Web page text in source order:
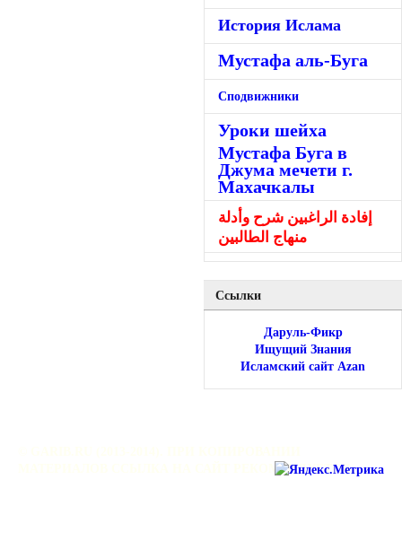
История Ислама
Мустафа аль-Буга
Сподвижники
Уроки шейха
Мустафа Буга в
Джума мечети г.
Махачкалы
إفادة الراغبين شرح وأدلة
منهاج الطالبين
Ссылки
Даруль-Фикр
Ищущий Знания
Исламский сайт Azan
МАТЕРИАЛОВ ССЫЛКА НА САЙТ РЕКОМЕНДУЕТСЯ.